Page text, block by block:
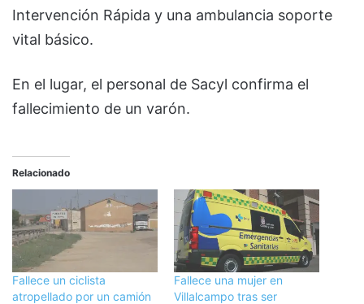
Intervención Rápida y una ambulancia soporte
vital básico.
En el lugar, el personal de Sacyl confirma el
fallecimiento de un varón.
Relacionado
Fallece un ciclista
atropellado por un camión
Fallece una mujer en
Villalcampo tras ser